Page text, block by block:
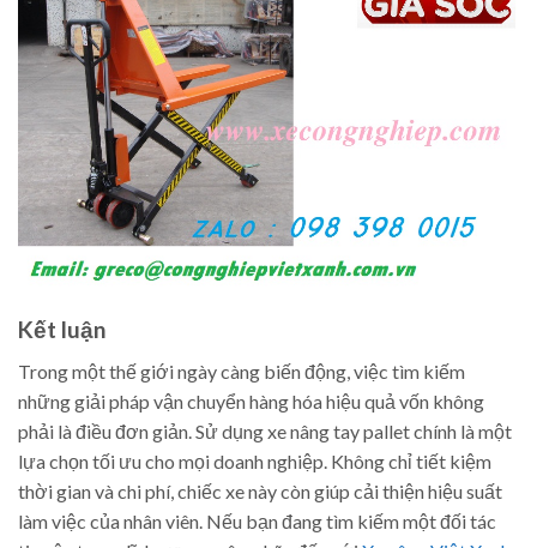
Kết luận
Trong một thế giới ngày càng biến động, việc tìm kiếm
những giải pháp vận chuyển hàng hóa hiệu quả vốn không
phải là điều đơn giản. Sử dụng xe nâng tay pallet chính là một
lựa chọn tối ưu cho mọi doanh nghiệp. Không chỉ tiết kiệm
thời gian và chi phí, chiếc xe này còn giúp cải thiện hiệu suất
làm việc của nhân viên. Nếu bạn đang tìm kiếm một đối tác